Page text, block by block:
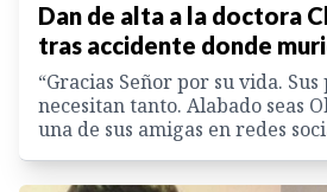
Dan de alta a la doctora
tras accidente donde
“Gracias Señor por su vida.
necesitan tanto. Alabado seas
una de sus amigas en redes